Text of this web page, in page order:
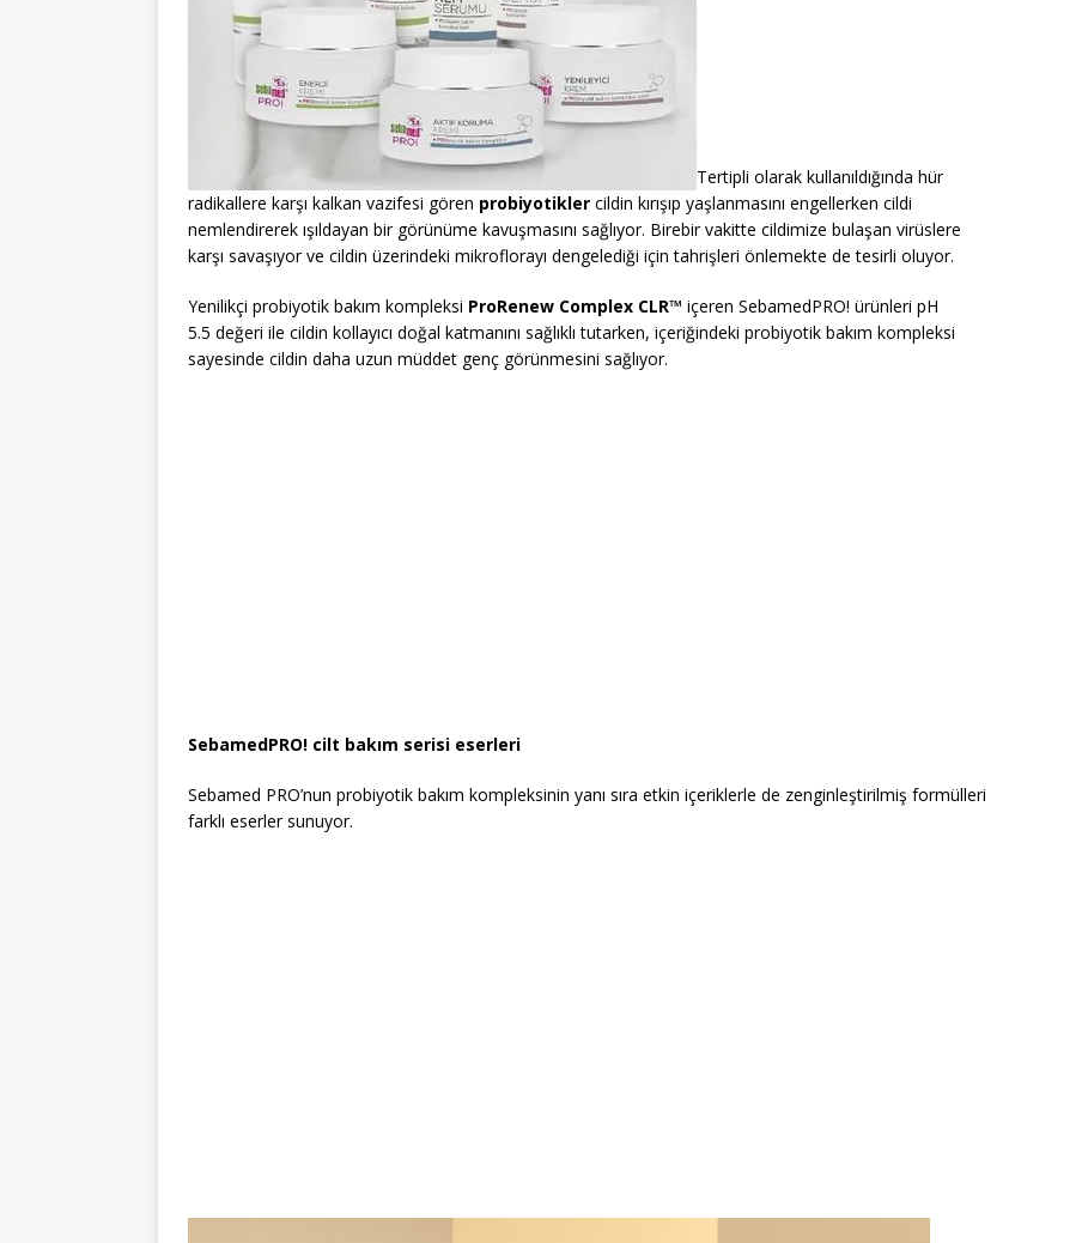
Tertipli olarak kullanıldığında hür
radikallere karşı kalkan vazifesi gören probiyotikler cildin kırışıp yaşlanmasını engellerken cildi
nemlendirerek ışıldayan bir görünüme kavuşmasını sağlıyor. Birebir vakitte cildimize bulaşan virüslere
karşı savaşıyor ve cildin üzerindeki mikroflorayı dengelediği için tahrişleri önlemekte de tesirli oluyor.
Yenilikçi probiyotik bakım kompleksi ProRenew Complex CLR™ içeren SebamedPRO! ürünleri pH
5.5 değeri ile cildin kollayıcı doğal katmanını sağlıklı tutarken, içeriğindeki probiyotik bakım kompleksi
sayesinde cildin daha uzun müddet genç görünmesini sağlıyor.
SebamedPRO! cilt bakım serisi eserleri
Sebamed PRO’nun probiyotik bakım kompleksinin yanı sıra etkin içeriklerle de zenginleştirilmiş formülleri
farklı eserler sunuyor.